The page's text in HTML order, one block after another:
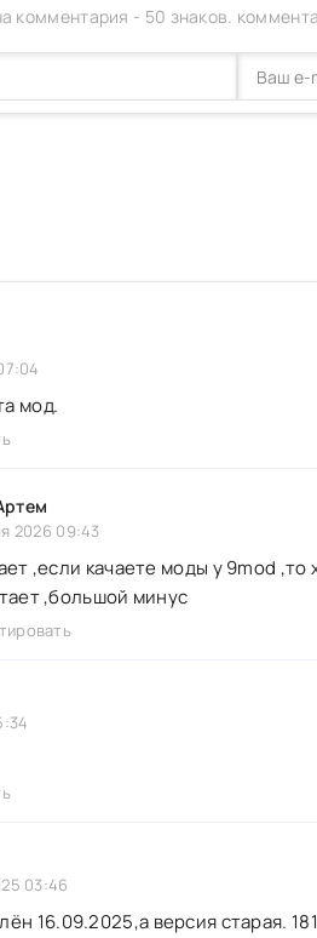
комментария - 50 знаков.
мод.
2026 09:43
,если качаете моды у 9mod ,то
,большой минус
03:46
16.09.2025,а версия старая.